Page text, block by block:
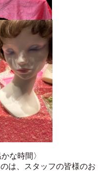
な時間〉
は、スタッフの皆様のお